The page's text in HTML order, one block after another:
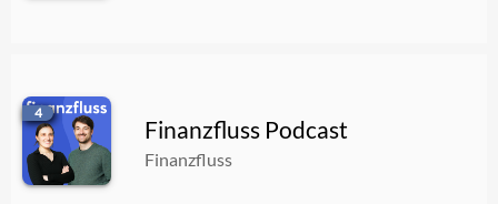
4
Finanzfluss Podcast
Finanzfluss